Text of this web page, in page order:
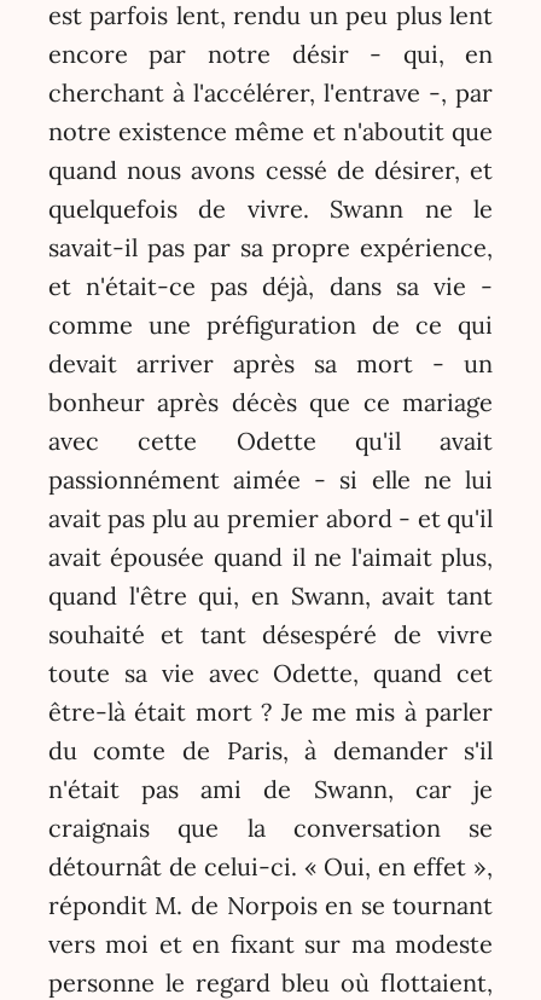
est parfois lent, rendu un peu plus lent
encore par notre désir - qui, en
cherchant à l'accélérer, l'entrave -, par
notre existence même et n'aboutit que
quand nous avons cessé de désirer, et
quelquefois de vivre. Swann ne le
savait-il pas par sa propre expérience,
et n'était-ce pas déjà, dans sa vie -
comme une préfiguration de ce qui
devait arriver après sa mort - un
bonheur après décès que ce mariage
avec cette Odette qu'il avait
passionnément aimée - si elle ne lui
avait pas plu au premier abord - et qu'il
avait épousée quand il ne l'aimait plus,
quand l'être qui, en Swann, avait tant
souhaité et tant désespéré de vivre
toute sa vie avec Odette, quand cet
être-là était mort ? Je me mis à parler
du comte de Paris, à demander s'il
n'était pas ami de Swann, car je
craignais que la conversation se
détournât de celui-ci. « Oui, en effet »,
répondit M. de Norpois en se tournant
vers moi et en fixant sur ma modeste
personne le regard bleu où flottaient,